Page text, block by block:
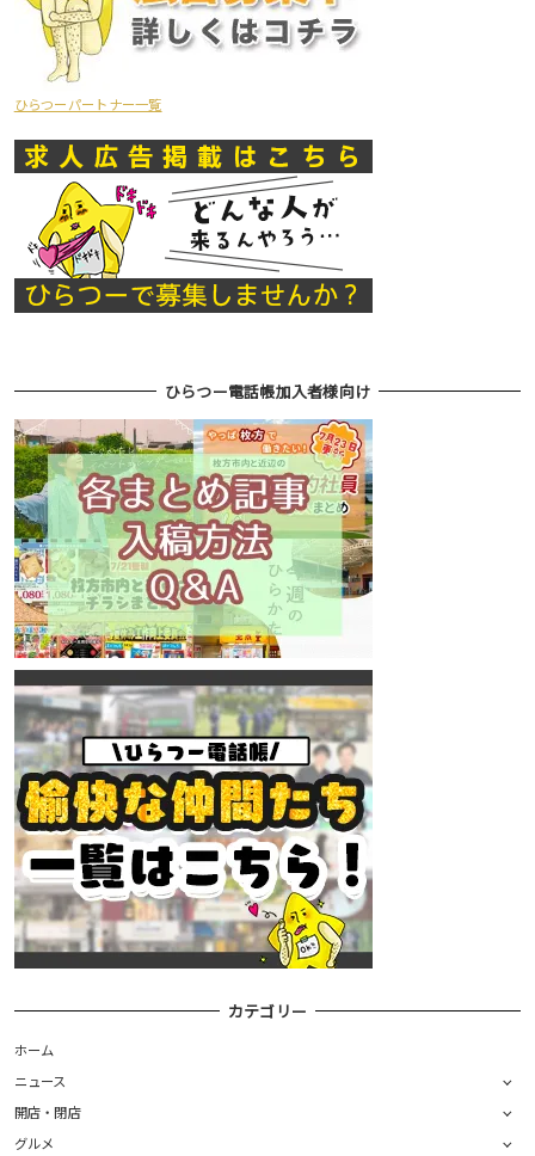
ひらつーパートナー一覧
ひらつー電話帳加入者様向け
カテゴリー
ホーム
ニュース
開店・閉店
グルメ